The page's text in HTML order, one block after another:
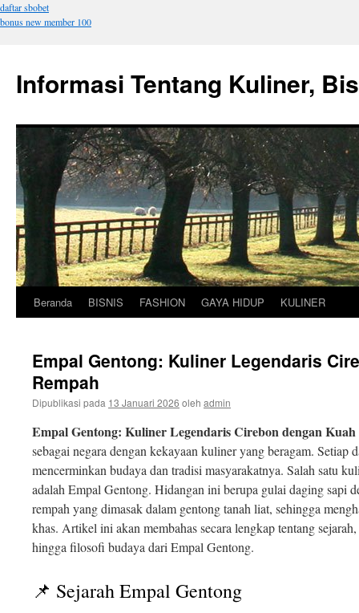
daftar sbobet
bonus new member 100
Informasi Tentang Kuliner,
Langsung
Beranda BISNIS FASHION GAYA HIDUP KULINER
Empal Gentong: Kuliner Legendaris
Rempah
Dipublikasi pada 13 Januari 2026 oleh admin
Empal Gentong: Kuliner Legendaris Cirebon dengan Kuah
sebagai negara dengan kekayaan kuliner yang beragam. Setiap
mencerminkan budaya dan tradisi masyarakatnya. Salah satu
adalah Empal Gentong. Hidangan ini berupa gulai daging sapi
rempah yang dimasak dalam gentong tanah liat, sehingga
khas. Artikel ini akan membahas secara lengkap tentang
hingga filosofi budaya dari Empal Gentong.
📌 Sejarah Empal Gentong